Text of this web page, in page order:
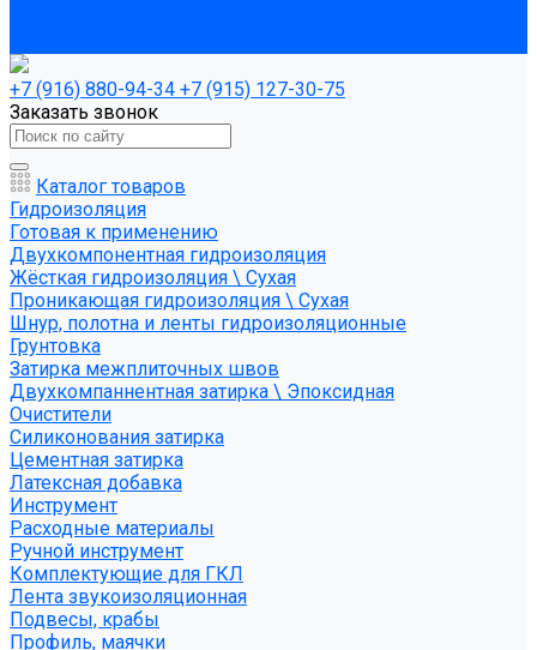
+7 (916) 880-94-34 +7 (915) 127-30-75
Заказать звонок
Каталог товаров
Гидроизоляция
Готовая к применению
Двухкомпонентная гидроизоляция
Жёсткая гидроизоляция \ Сухая
Проникающая гидроизоляция \ Сухая
Шнур, полотна и ленты гидроизоляционные
Грунтовка
Затирка межплиточных швов
Двухкомпаннентная затирка \ Эпоксидная
Очистители
Силиконования затирка
Цементная затирка
Латексная добавка
Инструмент
Расходные материалы
Ручной инструмент
Комплектующие для ГКЛ
Лента звукоизоляционная
Подвесы, крабы
Профиль, маячки